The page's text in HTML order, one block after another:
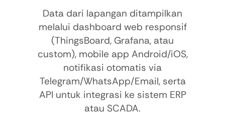
Data dari lapangan ditampilkan
melalui dashboard web responsif
(ThingsBoard, Grafana, atau
custom), mobile app Android/iOS,
notifikasi otomatis via
Telegram/WhatsApp/Email, serta
API untuk integrasi ke sistem ERP
atau SCADA.